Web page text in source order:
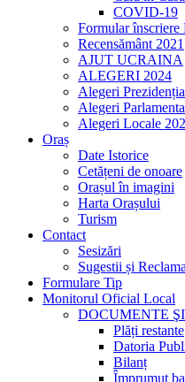
COVID-19
Formular înscriere
Recensământ 2021
AJUT UCRAINA
ALEGERI 2024
Alegeri
Alegeri
Alegeri Locale
Oraș
Date Istorice
Cetățeni de onoare
Orașul în imagini
Harta Orașului
Turism
Contact
Sesizări
Sugestii și
Formulare Tip
Monitorul Oficial Local
DOCUMENTE
Plăți restante
Datoria
Bilanț
Împrumut